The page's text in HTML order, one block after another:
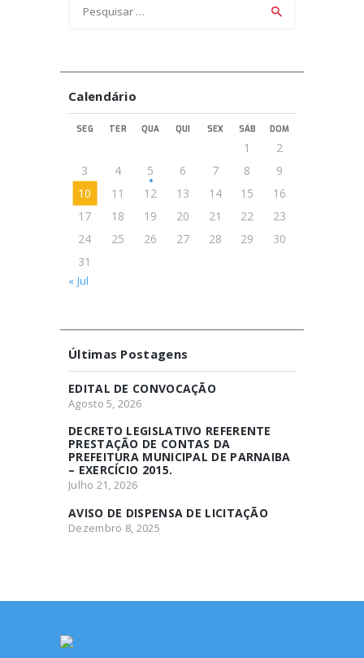
por:
Calendário
SEG TER QUA QUI SEX SÁB DOM
1
2
3
4 5 6 7 8
9
10
11 12 13 14 15
16
17
18 19 20 21 22
23
24
25 26 27 28 29
30
31
« Jul
Últimas Postagens
EDITAL DE CONVOCAÇÃO
Agosto 5, 2026
DECRETO LEGISLATIVO REFERENTE
PRESTAÇÃO DE CONTAS DA
PREFEITURA MUNICIPAL DE PARNAIBA
– EXERCÍCIO 2015.
Julho 21, 2026
AVISO DE DISPENSA DE LICITAÇÃO
Dezembro 8, 2025